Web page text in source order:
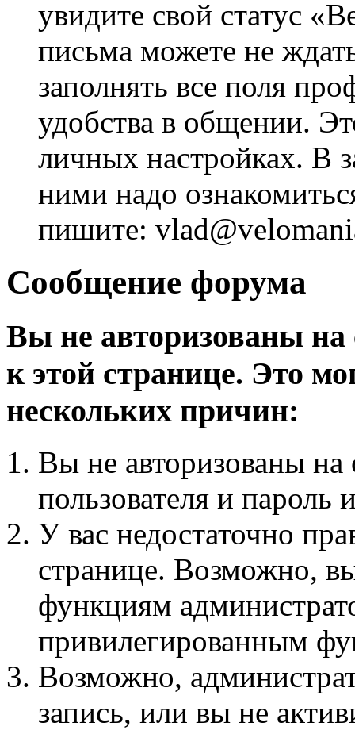
увидите свой статус
письма можете не
заполнять все поля
удобства в общении.
личных настройках. В
ними надо
пишите:
Сообщение форума
Вы не авторизованы на
к этой странице. Это
нескольких причин:
Вы не авторизованы на
пользователя и пароль
У вас недостаточно
странице. Возможно,
функциям
привилегированным
Возможно,
запись, или вы не